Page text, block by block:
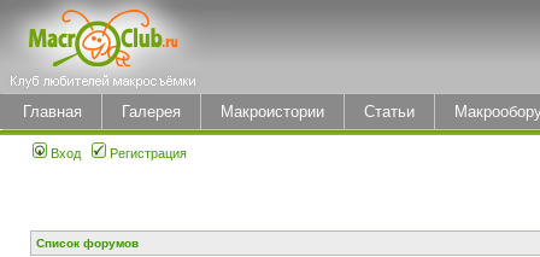
Главная Галерея Макроистории Статьи
Вход Регистрация
Список форумов